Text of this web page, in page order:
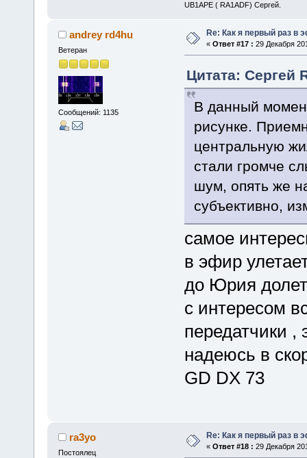
UB1APE ( RA1ADF) Сергей.
andrey rd4hu
Ветеран
Сообщений: 1135
Re: Как я первый раз
« Ответ #17 : 29 Декабря
Цитата: Сергей
В данный
рисунке.
центральную
стали громче
шум, опять же
субъективно,
самое
в эфир
до Юрия
с интересом
передатчики ,
надеюсь в
GD DX 73
ra3yo
Постоялец
Re: Как я первый раз
« Ответ #18 : 29 Декабря